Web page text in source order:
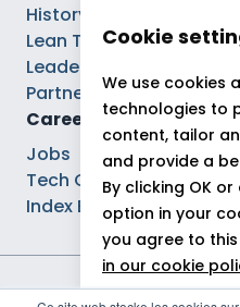
History
Lean Tech®
Leaders
Partnerships
Careers
Jobs
Tech Careers
Index Ega Pro
Legal notices
Cookie
We use cookies
technologies to
content, tailor
and provide a
By clicking OK
option in your
you agree to this
in our cookie